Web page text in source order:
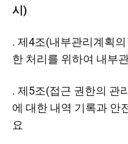
시)
. 제4조(내부관리계획
한 처리를 위하여 내부
. 제5조(접근 권한의 관
에 대한 내역 기록과 안
요